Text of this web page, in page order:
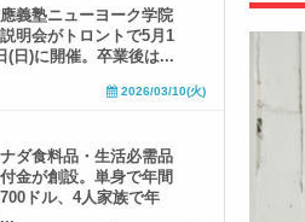
義塾ニューヨーク学院
明会がトロントで5月1
(日)に開催。卒業後は...
2026/03/10(火)
ダ食料品・生活必需品
金が創設。単身で年間
ドル、4人家族で年